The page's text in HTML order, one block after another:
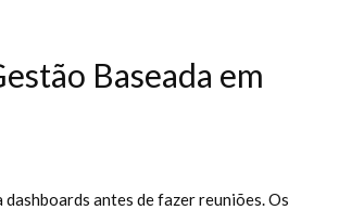
Baseada em
dashboards antes de fazer reuniões. Os